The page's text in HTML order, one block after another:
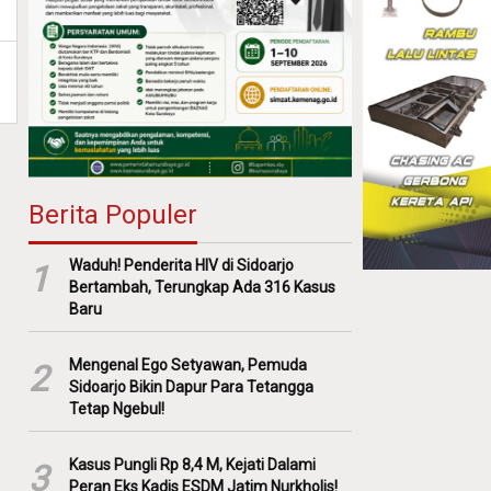
Berita Populer
1
Waduh! Penderita HIV di Sidoarjo
Bertambah, Terungkap Ada 316 Kasus
Baru
2
Mengenal Ego Setyawan, Pemuda
Sidoarjo Bikin Dapur Para Tetangga
Tetap Ngebul!
3
Kasus Pungli Rp 8,4 M, Kejati Dalami
Peran Eks Kadis ESDM Jatim Nurkholis!